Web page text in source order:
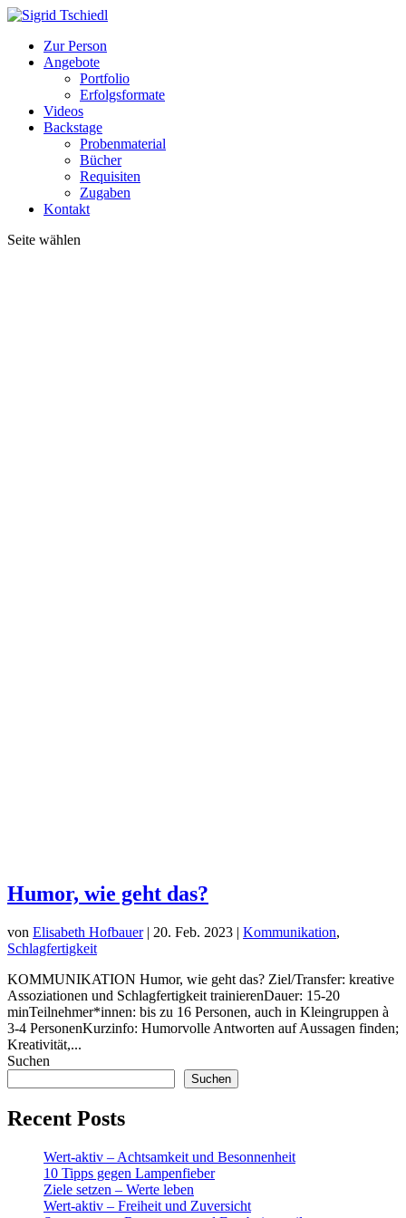
Zur Person
Angebote
Portfolio
Erfolgsformate
Videos
Backstage
Probenmaterial
Bücher
Requisiten
Zugaben
Kontakt
Seite wählen
Humor, wie geht das?
von Elisabeth Hofbauer| 20. Feb. 2023 | Kommunikation,
Schlagfertigkeit
KOMMUNIKATION Humor, wie geht das? Ziel/Transfer: kreative
Assoziationen und Schlagfertigkeit trainierenDauer: 15-20
minTeilnehmer*innen: bis zu 16 Personen, auch in Kleingruppen à
3-4 PersonenKurzinfo: Humorvolle Antworten auf Aussagen finden;
Kreativität,...
Suchen
Suchen
Recent Posts
Wert-aktiv – Achtsamkeit und Besonnenheit
10 Tipps gegen Lampenfieber
Ziele setzen – Werte leben
Wert-aktiv – Freiheit und Zuversicht